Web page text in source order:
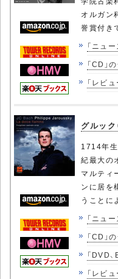
オルガン
誉賞付
「ニュ
「CD」
「レビ
グルッ
1714年
紀最大の
マルティ
ンに居を
うことに
「ニュ
「CD」
「DVD
「レビ